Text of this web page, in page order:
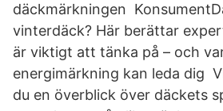
däckmärkningen
vinterdäck? Här berättar
är viktigt att tänka på – och
energimärkning kan leda dig
du en överblick över däckets